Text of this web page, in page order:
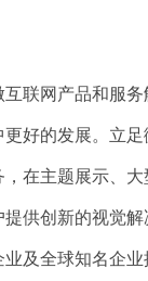
联网产品和服
好的发展。立
在主题展示、
供创新的视觉
及全球知名企